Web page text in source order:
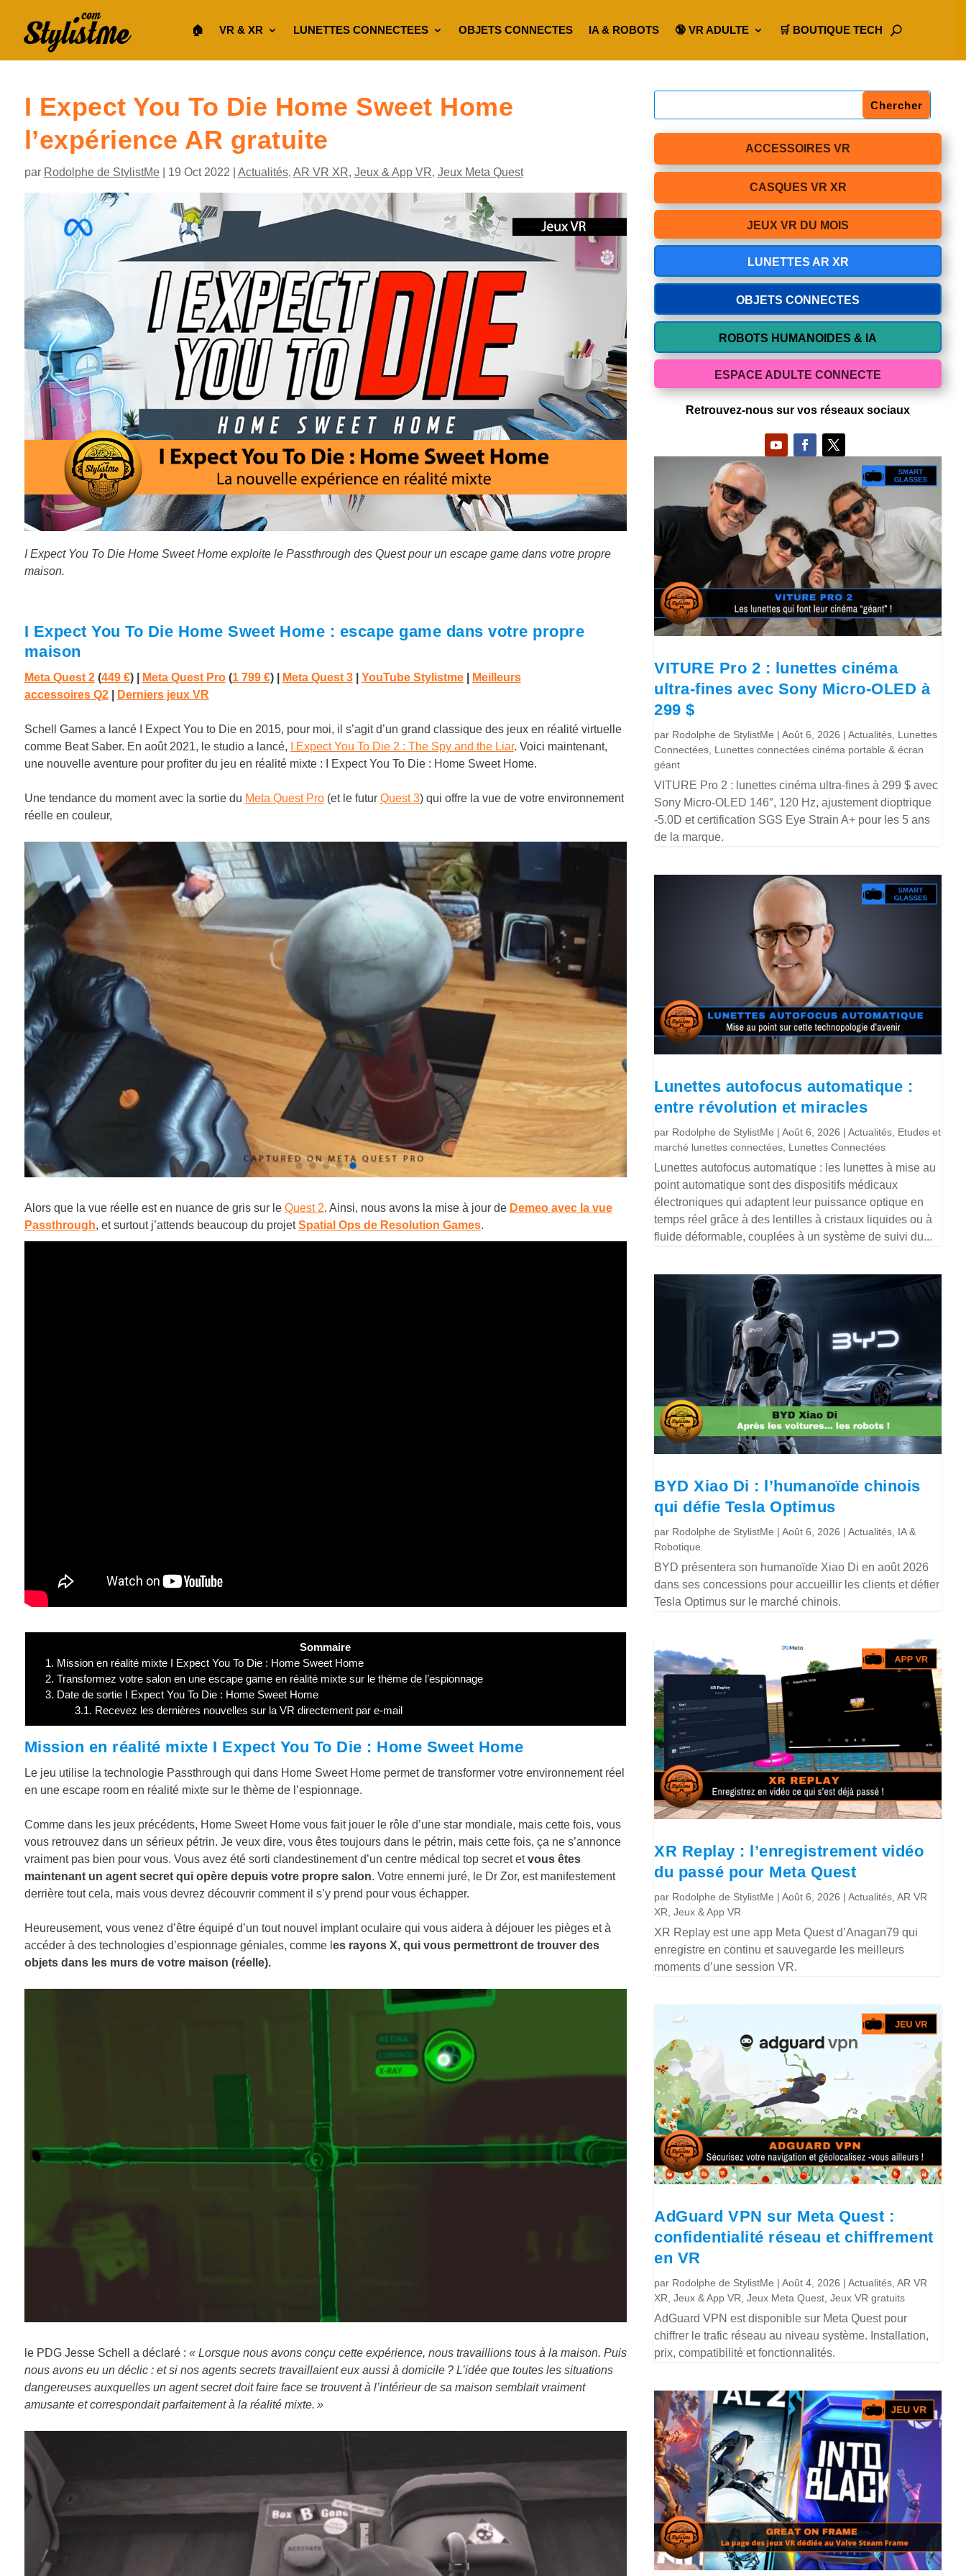
🏠︎ VR & XR LUNETTES CONNECTEES OBJETS CONNECTES IA & ROBOTS 🔞 VR ADULTE 🛒 BOUTIQUE TECH
I Expect You To Die Home Sweet Home
l’expérience AR gratuite
par Rodolphe de StylistMe| 19 Oct 2022 Actualités, AR VR XR, Jeux & App VR, Jeux Meta Quest
I Expect You To Die Home Sweet Home exploite le Passthrough des Quest pour un escape game dans votre propre
maison.
I Expect You To Die Home Sweet Home : escape game dans votre propre
maison
Meta Quest 2(449 €) | Meta Quest Pro(1 799 €) Meta Quest 3| YouTube Stylistme|
Meilleurs
accessoires Q2
Derniers jeux VR
Schell Games a lancé I Expect You to Die en 2015, pour moi, il s’agit d’un grand classique des jeux en réalité virtuelle
comme Beat Saber. En août 2021, le studio a lancé,
I Expect You To Die 2 : The Spy and the Liar. Voici maintenant,
une nouvelle aventure pour profiter du jeu en réalité mixte : I Expect You To Die : Home Sweet Home.
Une tendance du moment avec la sortie du Meta Quest Pro(et le futur Quest 3) qui offre la vue de votre environnement
réelle en couleur,
Alors que la vue réelle est en nuance de gris sur le Quest 2. Ainsi, nous avons la mise à jour de Demeo avec la vue
Passthrough, et surtout j’attends beaucoup du projetSpatial Ops de Resolution Games.
Sommaire
1. Mission en réalité mixte I Expect You To Die : Home Sweet Home
2. Transformez votre salon en une escape game en réalité mixte sur le thème de l’espionnage
3. Date de sortie I Expect You To Die : Home Sweet Home
3.1. Recevez les dernières nouvelles sur la VR directement par e-mail
Mission en réalité mixte I Expect You To Die : Home Sweet Home
Le jeu utilise la technologie Passthrough qui dans Home Sweet Home permet de transformer votre environnement réel
en une escape room en réalité mixte sur le thème de l’espionnage.
Comme dans les jeux précédents, Home Sweet Home vous fait jouer le rôle d’une star mondiale, mais cette fois, vous
vous retrouvez dans un sérieux pétrin. Je veux dire, vous êtes toujours dans le pétrin, mais cette fois, ça ne s’annonce
vraiment pas bien pour vous. Vous avez été sorti clandestinement d’un centre médical top secret etvous êtes
maintenant un agent secret qui opère depuis votre propre salon. Votre ennemi juré, le Dr Zor, est manifestement
derrière tout cela, mais vous devrez découvrir comment il s’y prend pour vous échapper.
Heureusement, vous venez d’être équipé d’un tout nouvel implant oculaire qui vous aidera à déjouer les pièges et à
accéder à des technologies d’espionnage géniales, comme l es rayons X, qui vous permettront de trouver des
objets dans les murs de votre maison (réelle).
le PDG Jesse Schell a déclaré : « Lorsque nous avons conçu cette expérience, nous travaillions tous à la maison. Puis
nous avons eu un déclic : et si nos agents secrets travaillaient eux aussi à domicile ? L’idée que toutes les situations
dangereuses auxquelles un agent secret doit faire face se trouvent à l’intérieur de sa maison semblait vraiment
amusante et correspondait parfaitement à la réalité mixte. »
ACCESSOIRES VR
CASQUES VR XR
JEUX VR DU MOIS
LUNETTES AR XR
OBJETS CONNECTES
ROBOTS HUMANOIDES & IA
ESPACE ADULTE CONNECTE
Retrouvez-nous sur vos réseaux sociaux
VITURE Pro 2 : lunettes cinéma
ultra-fines avec Sony Micro-OLED à
299 $
par Rodolphe de StylistMe |Août 6, 2026 |Actualités Lunettes
Connectées Lunettes connectées cinéma portable & écran
géant
VITURE Pro 2 : lunettes cinéma ultra-fines à 299 $ avec
Sony Micro-OLED 146″, 120 Hz, ajustement dioptrique
-5.0D et certification SGS Eye Strain A+ pour les 5 ans
de la marque.
Lunettes autofocus automatique :
entre révolution et miracles
par Rodolphe de StylistMe |Août 6, 2026 |Actualités Etudes et
marché lunettes connectées Lunettes Connectées
Lunettes autofocus automatique : les lunettes à mise au
point automatique sont des dispositifs médicaux
électroniques qui adaptent leur puissance optique en
temps réel grâce à des lentilles à cristaux liquides ou à
fluide déformable, couplées à un système de suivi du...
BYD Xiao Di : l’humanoïde chinois
qui défie Tesla Optimus
par Rodolphe de StylistMe |Août 6, 2026 |Actualités IA &
Robotique
BYD présentera son humanoïde Xiao Di en août 2026
dans ses concessions pour accueillir les clients et défier
Tesla Optimus sur le marché chinois.
XR Replay : l’enregistrement vidéo
du passé pour Meta Quest
par Rodolphe de StylistMe |Août 6, 2026 |Actualités ,AR VR
XR ,Jeux & App VR
XR Replay est une app Meta Quest d’Anagan79 qui
enregistre en continu et sauvegarde les meilleurs
moments d’une session VR.
AdGuard VPN sur Meta Quest :
confidentialité réseau et chiffrement
en VR
par Rodolphe de StylistMe |Août 4, 2026 |Actualités ,AR VR
XR ,Jeux & App VR ,Jeux Meta Quest ,Jeux VR gratuits
AdGuard VPN est disponible sur Meta Quest pour
chiffrer le trafic réseau au niveau système. Installation,
prix, compatibilité et fonctionnalités.